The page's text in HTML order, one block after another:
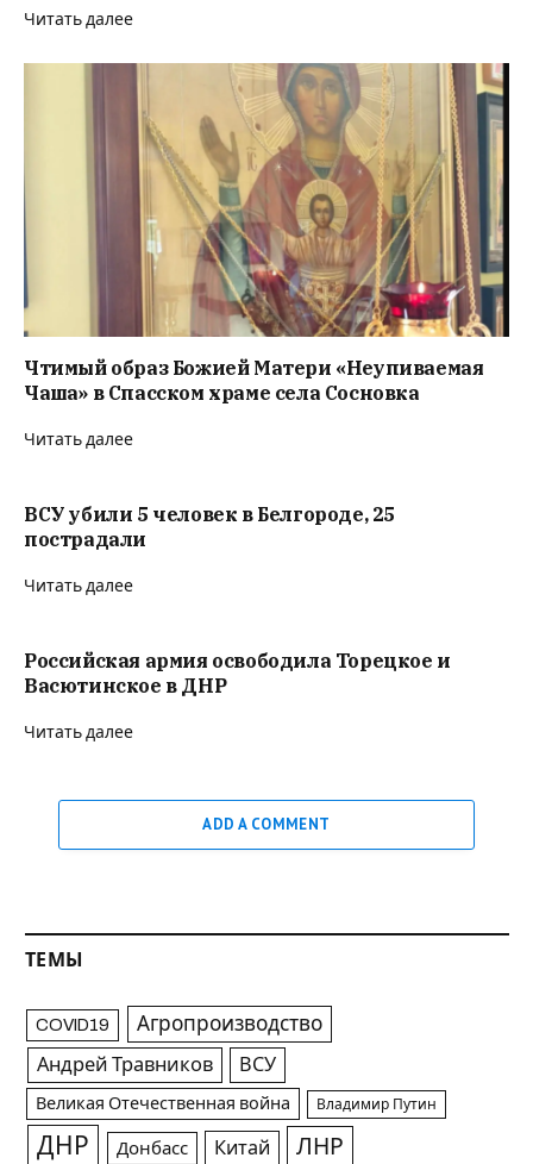
Читать далее
Чтимый образ Божией Матери «Неупиваемая
Чаша» в Спасском храме села Сосновка
Читать далее
ВСУ убили 5 человек в Белгороде, 25
пострадали
Читать далее
Российская армия освободила Торецкое и
Васютинское в ДНР
Читать далее
ADD A COMMENT
ТЕМЫ
COVID19 Агропроизводство
Андрей Травников ВСУ
Великая Отечественная война Владимир Путин
ДНР Донбасс Китай ЛНР